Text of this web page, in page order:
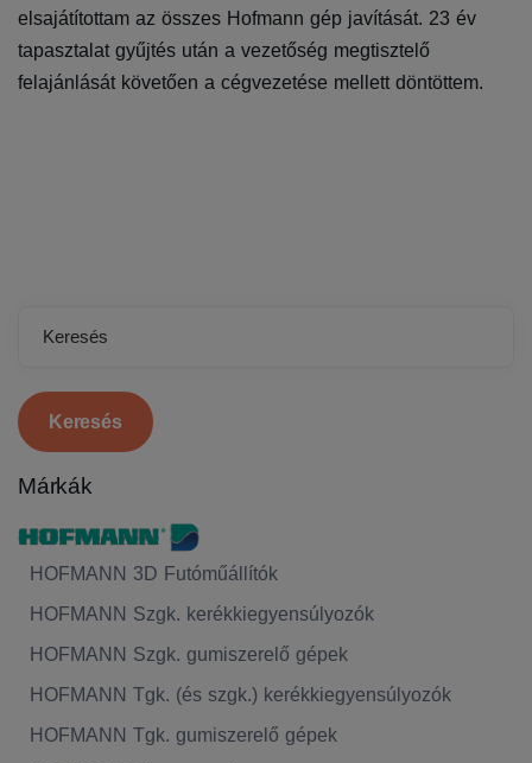
elsajátítottam az összes Hofmann gép javítását. 23 év
tapasztalat gyűjtés után a vezetőség megtisztelő
felajánlását követően a cégvezetése mellett döntöttem.
Keresés
Márkák
HOFMANN 3D Futóműállítók
HOFMANN Szgk. kerékkiegyensúlyozók
HOFMANN Szgk. gumiszerelő gépek
HOFMANN Tgk. (és szgk.) kerékkiegyensúlyozók
HOFMANN Tgk. gumiszerelő gépek